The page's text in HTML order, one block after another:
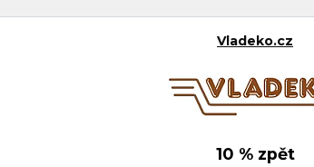
Vladeko.cz
10 % zpět